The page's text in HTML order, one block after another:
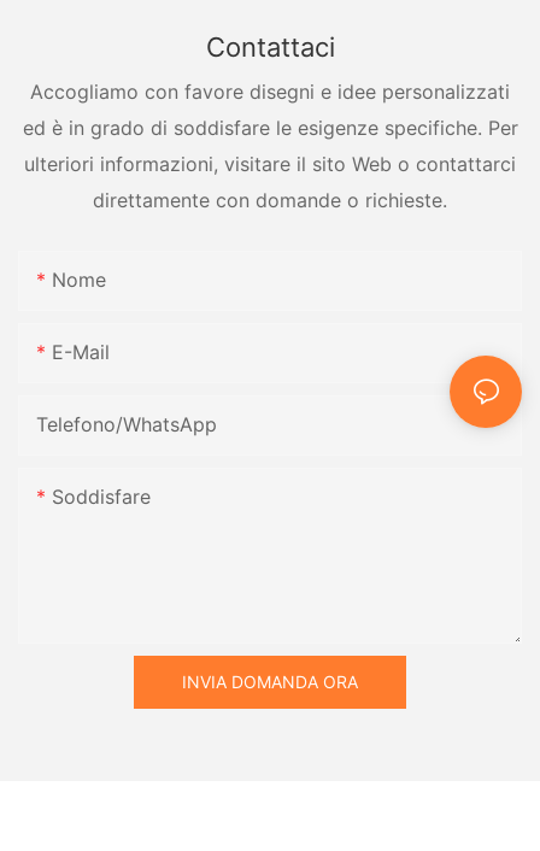
Contattaci
Accogliamo con favore disegni e idee personalizzati
ed è in grado di soddisfare le esigenze specifiche. Per
ulteriori informazioni, visitare il sito Web o contattarci
direttamente con domande o richieste.
Nome
E-Mail
Telefono/WhatsApp
Soddisfare
INVIA DOMANDA ORA